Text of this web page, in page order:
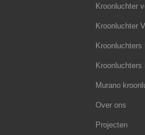
Kroonluchter
Kroonluchter
Kroonluchters
Kroonluchters
Murano
Over ons
Projecten